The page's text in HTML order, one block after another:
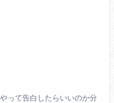
って告白したらいいのか分